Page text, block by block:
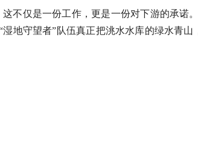
不仅是一份工作，更是一份对下游的承诺
地守望者”队伍真正把洮水水库的绿水青山